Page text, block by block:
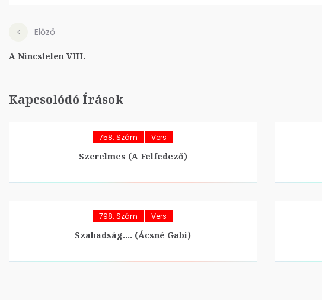
Előző
A Nincstelen VIII.
Kapcsolódó Írások
758. Szám Vers
Szerelmes (A Felfedező)
798. Szám Vers
Szabadság…. (Ácsné Gabi)